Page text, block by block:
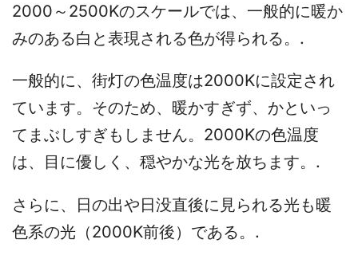
2000～2500Kのスケールでは、一般的に暖か
みのある白と表現される色が得られる。.
一般的に、街灯の色温度は2000Kに設定され
ています。そのため、暖かすぎず、かといっ
てまぶしすぎもしません。2000Kの色温度
は、目に優しく、穏やかな光を放ちます。.
さらに、日の出や日没直後に見られる光も暖
色系の光（2000K前後）である。.